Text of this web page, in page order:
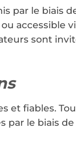
par le biais
accessible
sont
et fiables.
le biais